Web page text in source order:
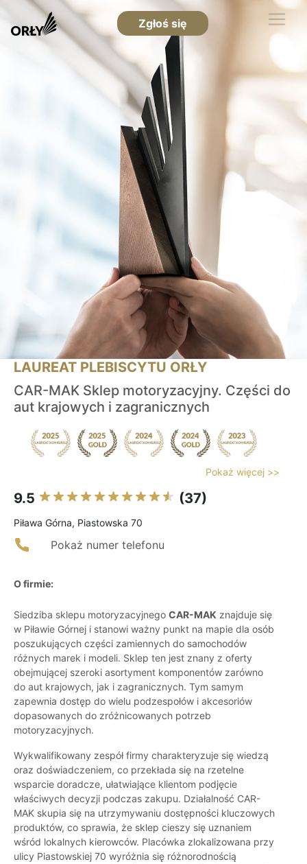
Zgłoś się
LAUREAT PLEBISCYTU ORŁY
CAR-MAK Sklep motoryzacyjny. Części do
aut krajowych i zagranicznych
Pokaż więcej >>
9.5 (37)
Piława Górna, Piastowska 70
Pokaż numer telefonu
O firmie:
Siedziba sklepu motoryzacyjnego CAR-MAK znajduje się
w Piławie Górnej i stanowi ważny punkt na mapie dla osób
poszukujących części zamiennych do samochodów
różnych marek i modeli. Sklep ten jest znany z oferty
obejmującej szeroki asortyment komponentów zarówno
do aut krajowych, jak i zagranicznych. Tym samym
zapewnia dostęp do wielu podzespołów i akcesoriów
dopasowanych do zróżnicowanych potrzeb
motoryzacyjnych.
Wykwalifikowany zespół firmy charakteryzuje się wiedzą
oraz doświadczeniem, co przekłada się na rzetelne
wsparcie doradcze, ułatwiające klientom podjęcie
właściwych decyzji podczas zakupu. Działalność CAR-
MAK skupia się na utrzymywaniu dostępności kluczowych
produktów, co sprawia, że sklep cieszy się uznaniem
wśród lokalnych kierowców. Placówka zlokalizowana przy
ulicy Piastowskiej 70 wyróżnia się różnorodnością